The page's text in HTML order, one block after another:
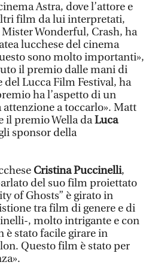
Astra, dove l’attore e
film da lui interpretati,
Wonderful, Crash, ha
lucchese del cinema
sono molto importanti»,
il premio dalle mani di
del Lucca Film Festival, ha
ha l’aspetto di un
a toccarlo». Matt
il premio Wella daLuca
sponsor della
Cristina Puccinelli,
del suo film proiettato
of Ghosts” è girato in
tra film di genere e di
, molto intrigante e con
è stato facile girare in
Questo film è stato per